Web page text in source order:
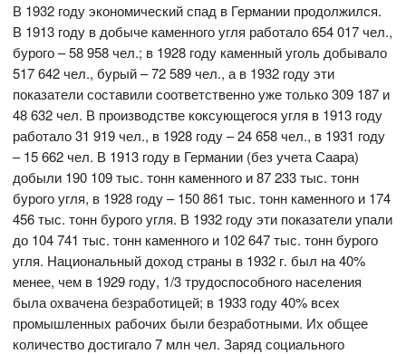
В 1932 году экономический спад в Германии продолжился.
В 1913 году в добыче каменного угля работало 654 017 чел.,
бурого – 58 958 чел.; в 1928 году каменный уголь добывало
517 642 чел., бурый – 72 589 чел., а в 1932 году эти
показатели составили соответственно уже только 309 187 и
48 632 чел. В производстве коксующегося угля в 1913 году
работало 31 919 чел., в 1928 году – 24 658 чел., в 1931 году
– 15 662 чел. В 1913 году в Германии (без учета Саара)
добыли 190 109 тыс. тонн каменного и 87 233 тыс. тонн
бурого угля, в 1928 году – 150 861 тыс. тонн каменного и 174
456 тыс. тонн бурого угля. В 1932 году эти показатели упали
до 104 741 тыс. тонн каменного и 102 647 тыс. тонн бурого
угля. Национальный доход страны в 1932 г. был на 40%
менее, чем в 1929 году, 1/3 трудоспособного населения
была охвачена безработицей; в 1933 году 40% всех
промышленных рабочих были безработными. Их общее
количество достигало 7 млн чел. Заряд социального